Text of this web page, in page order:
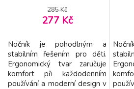
285 Kč
277 Kč
Nočník je pohodlným a
stabilním řešením pro děti.
Ergonomický tvar zaručuje
komfort při každodenním
používání a moderní design v